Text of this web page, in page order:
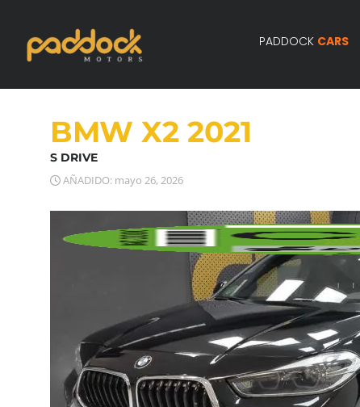
PADDOCK CARS
BMW X2 2021
S DRIVE
AÑADIDO: mayo 26, 2026